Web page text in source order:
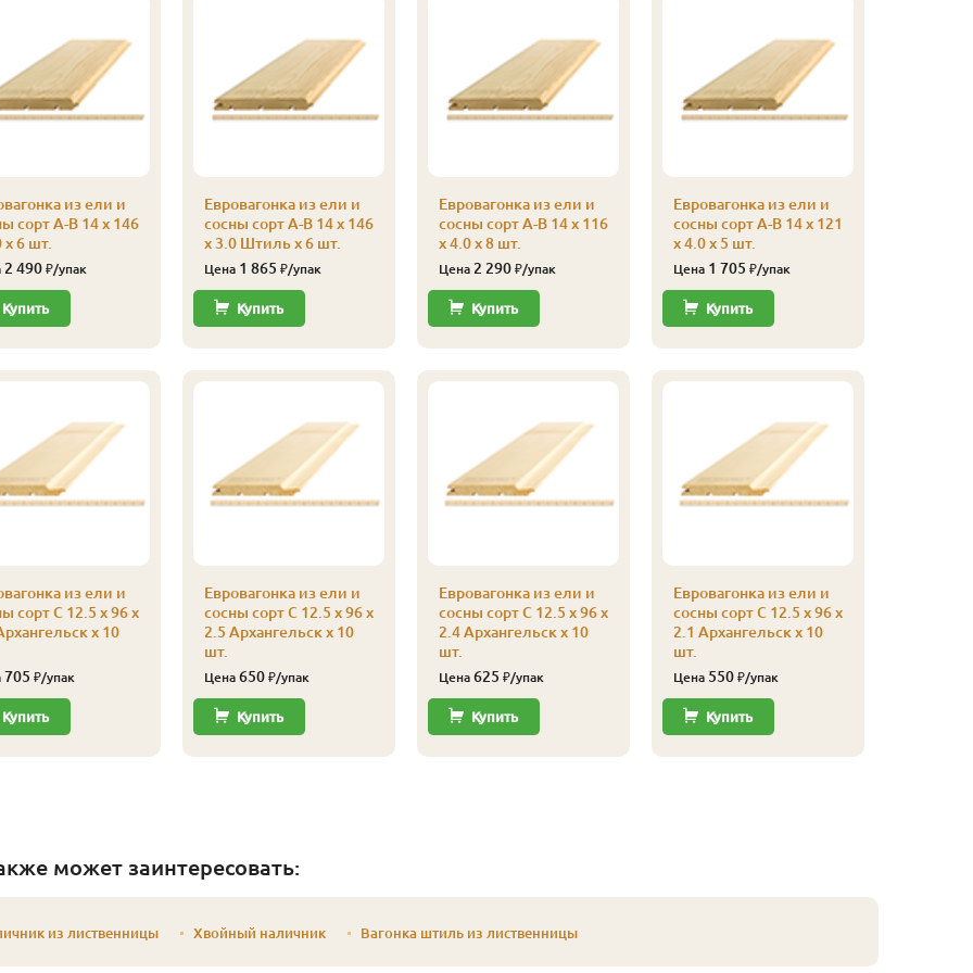
из ели и
сорт А-В 14 x 146
x 6 шт.
2 490₽/упак
Купить
из ели и
сорт С 12.5 x 96 x
x 10
705 ₽/упак
Купить
Евровагонка из ели и
сосны сорт А-В 14 x 146
x 3.0 Штиль x 6 шт.
Цена 1 865 ₽/упак
Купить
Евровагонка из ели и
сосны сорт С 12.5 x 96 x
2.5 Архангельск x 10
шт.
Цена 650₽/упак
Купить
Евровагонка из ели и
сосны сорт А-В 14 x 116
x 4.0 x 8 шт.
Цена 2 290₽/упак
Купить
Евровагонка из ели и
сосны сорт С 12.5 x 96 x
2.4 Архангельск x 10
шт.
Цена 625 ₽/упак
Купить
Евровагонка из ели и
сосны сорт А-В 14 x 121
x 4.0 x 5 шт.
Цена 1 705 ₽/упак
Купить
Евровагонка из ели и
сосны сорт С 12.5 x 96 x
2.1 Архангельск x 10
шт.
Цена 550₽/упак
Купить
может заинтересовать:
из лиственницы Хвойный наличник Вагонка штиль из лиственницы